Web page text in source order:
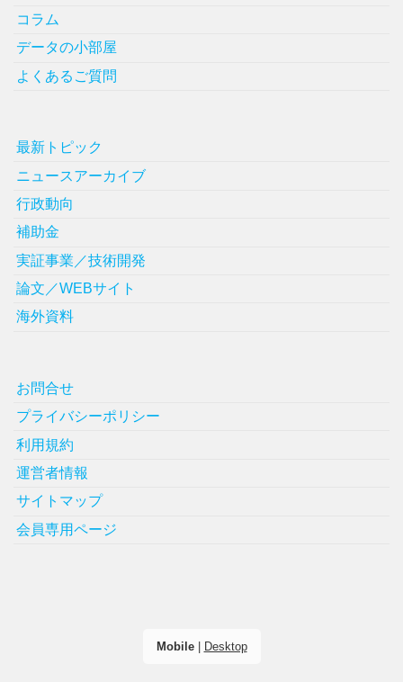
コラム
データの小部屋
よくあるご質問
最新トピック
ニュースアーカイブ
行政動向
補助金
実証事業／技術開発
論文／WEBサイト
海外資料
お問合せ
プライバシーポリシー
利用規約
運営者情報
サイトマップ
会員専用ページ
Mobile| Desktop